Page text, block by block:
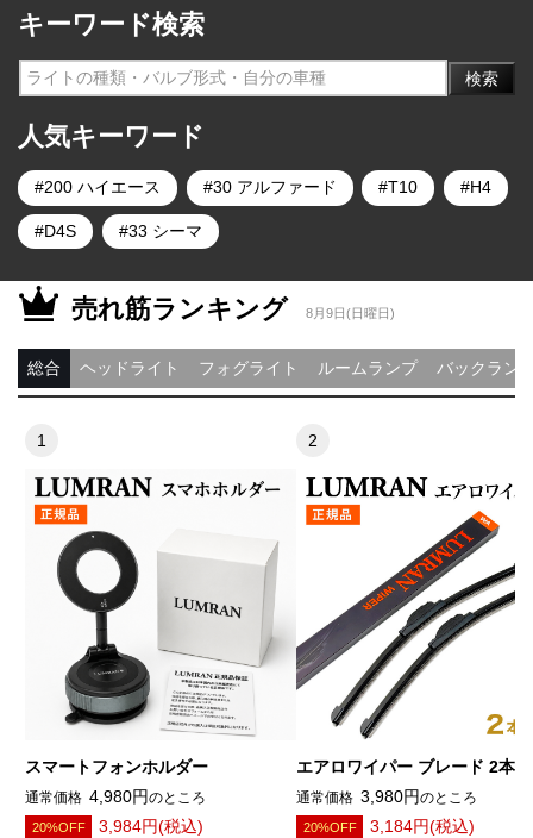
キーワード検索
検索
人気キーワード
200 ハイエース 30 アルファード T10 H4
D4S 33 シーマ
売れ筋ランキング 8月9日(日曜日)
ヘッドライト フォグライト ルームランプ バックラン
総合
スマートフォンホルダー
通常価格 4,980円のところ
20%OFF 3,984円(税込)
エアロワイパー ブレード 2本
通常価格 3,980円のところ
20%OFF 3,184円(税込)